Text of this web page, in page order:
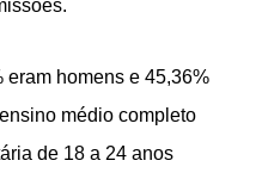
eram homens e 45,36%
médio completo
de 18 a 24 anos